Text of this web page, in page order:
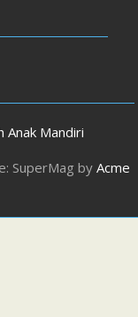
Anak Mandiri
SuperMag byAcme